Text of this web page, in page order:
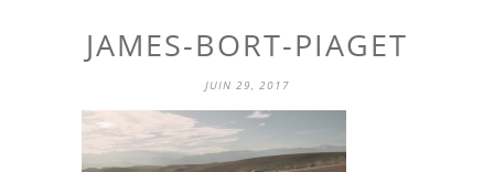
JAMES-BORT-PIAGET
JUIN 29, 2017